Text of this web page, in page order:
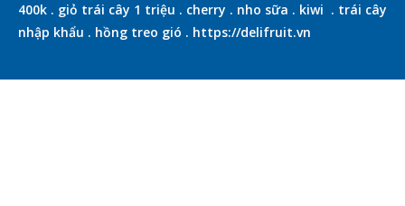
400k . giỏ trái cây 1 triệu . cherry . nho sữa . kiwi . trái cây
nhập khẩu . hồng treo gió . https://delifruit.vn